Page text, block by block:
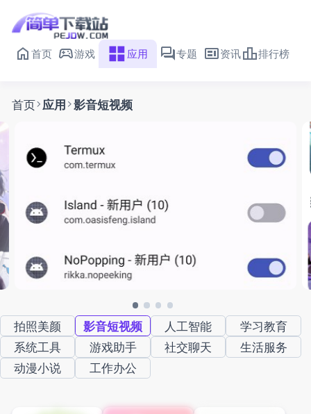
首页 游戏 应用 专题 资讯 排行榜
首页 应用 影音短视频
shizuku
拍照美颜 影音短视频 人工智能
学习教育
系统工具
游戏助手 社交聊天
生活服务
动漫小说
工作办公